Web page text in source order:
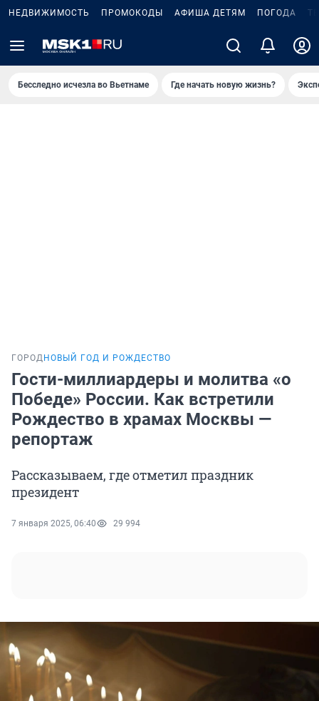
НЕДВИЖИМОСТЬ ПРОМОКОДЫ АФИША ДЕТЯМ ПОГОДА
Бесследно исчезла во Вьетнаме Где начать новую жизнь?
ГОРОД НОВЫЙ ГОД И РОЖДЕСТВО
Гости-миллиардеры и молитва «о
Победе» России. Как встретили
Рождество в храмах Москвы —
репортаж
Рассказываем, где отметил праздник
президент
7 января 2025, 06:40 29 994